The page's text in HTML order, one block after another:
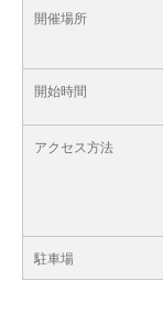
開催場所
開始時間
アクセス方法
駐車場